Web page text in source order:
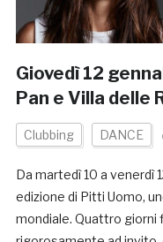
Giovedì 12
Pan e Villa delle
Clubbing DANCE
Da martedì 10 a venerdì
edizione di Pitti Uomo,
mondiale. Quattro giorni